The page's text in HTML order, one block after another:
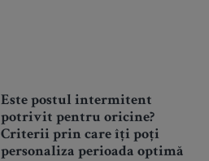
Este postul intermitent
potrivit pentru oricine?
Criterii prin care îți poți
personaliza perioada optimă